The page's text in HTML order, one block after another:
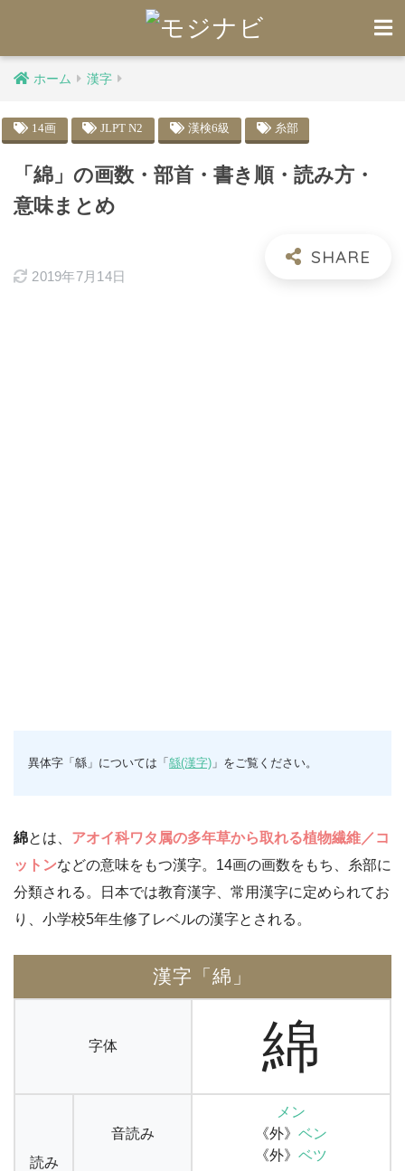
ホーム 漢字
14画 JLPT N2 漢検6級 糸部
「綿」の画数・部首・書き順・読み方・
意味まとめ
2019年7月14日
異体字「緜」については「 緜(漢字) 」をご覧ください。
綿とは、 アオイ科ワタ属の多年草から取れる植物繊維／コ
ットンなどの意味をもつ漢字。14画の画数をもち、糸部に
分類される。日本では教育漢字、常用漢字に定められてお
り、小学校5年生修了レベルの漢字とされる。
漢字「綿」
字体 綿
読み
音読み
メン
《外》 ベン
《外》 ベツ